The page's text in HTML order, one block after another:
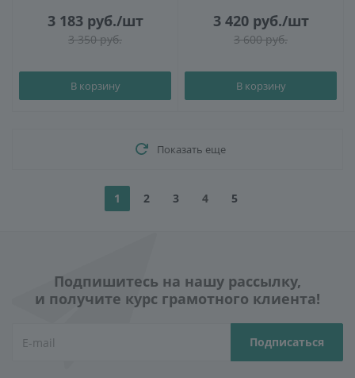
3 183руб./шт
3 350руб.
В корзину
3 420руб./шт
3 600руб.
В корзину
Показать еще
1 2 3 4 5
Подпишитесь на нашу рассылку,
и получите курс грамотного клиента!